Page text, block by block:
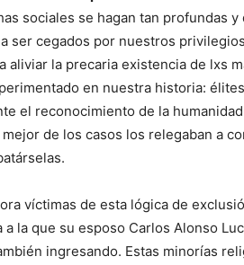
sociales se hagan tan profundas y
ser cegados por nuestros
la precaria existencia de lxs
en nuestra historia:
el reconocimiento de la
de los casos los relegaban a
víctimas de esta lógica de
la que su esposo Carlos Alonso
ingresando. Estas minorías